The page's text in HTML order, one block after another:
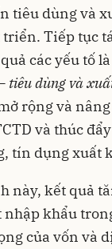
tiêu dùng và
Tiếp tục
các yếu tố
tiêu dùng và
rộng và
và thúc
tín dụng xuất
này, kết quả
nhập khẩu
của vốn và